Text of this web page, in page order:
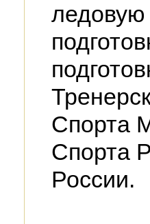
ледовую
Спорта
Спорта
России.